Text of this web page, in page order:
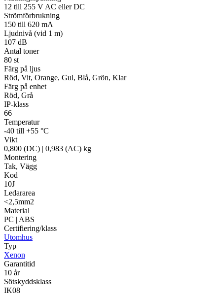
12 till 255 V AC eller DC
Strömförbrukning
150 till 620 mA
Ljudnivå (vid 1 m)
107 dB
Antal toner
80 st
Färg på ljus
Röd, Vit, Orange, Gul, Blå, Grön, Klar
Färg på enhet
Röd, Grå
IP-klass
66
Temperatur
-40 till +55 °C
Vikt
0,800 (DC) | 0,983 (AC) kg
Montering
Tak, Vägg
Kod
10J
Ledararea
<2,5mm2
Material
PC | ABS
Certifiering/klass
Utomhus
Typ
Xenon
Garantitid
10 år
Sötskyddsklass
IK08